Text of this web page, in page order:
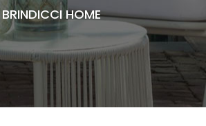
BRINDICCI HOME